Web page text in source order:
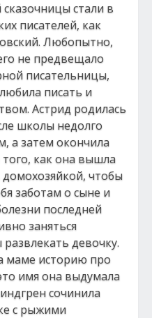
стали в
писателей, как
Любопытно,
не предвещало
писательницы,
писать и
Астрид родилась
школы недолго
а затем окончила
того, как она вышла
чтобы
заботам о сыне и
последней
заняться
девочку.
маме историю про
имя она выдумала
сочинила
с рыжими